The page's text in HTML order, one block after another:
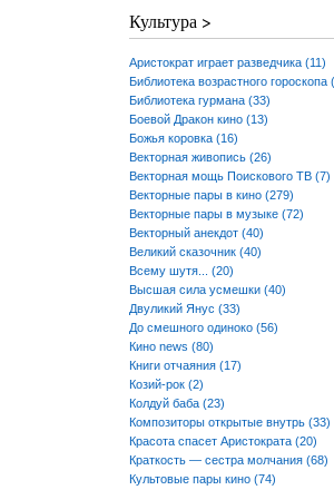
Культура >
Аристократ играет разведчика (11)
Библиотека возрастного гороскопа
Библиотека гурмана (33)
Боевой Дракон кино (13)
Божья коровка (16)
Векторная живопись (26)
Векторная мощь Поискового ТВ (7)
Векторные пары в кино (279)
Векторные пары в музыке (72)
Векторный анекдот (40)
Великий сказочник (40)
Всему шутя... (20)
Высшая сила усмешки (40)
Двуликий Янус (33)
До смешного одиноко (56)
Кино news (80)
Книги отчаяния (17)
Козий-рок (2)
Колдуй баба (23)
Композиторы открытые внутрь (33)
Красота спасет Аристократа (20)
Краткость — сестра молчания (68)
Культовые пары кино (74)